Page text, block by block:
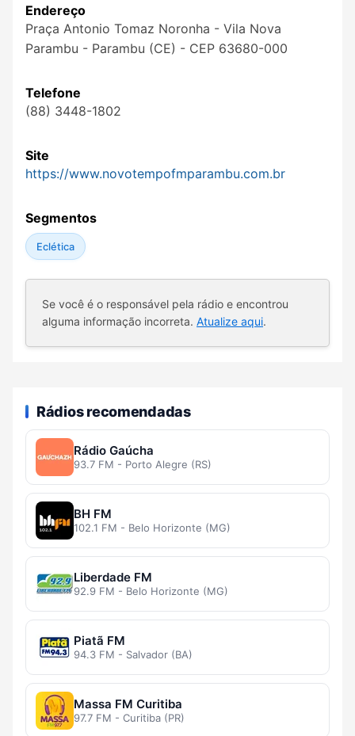
Endereço
Praça Antonio Tomaz Noronha - Vila Nova
Parambu - Parambu (CE) - CEP 63680-000
Telefone
(88) 3448-1802
Site
https://www.novotempofmparambu.com.br
Segmentos
Eclética
Se você é o responsável pela rádio e encontrou
alguma informação incorreta. Atualize aqui.
Rádios recomendadas
Rádio Gaúcha
93.7 FM - Porto Alegre (RS)
BH FM
102.1 FM - Belo Horizonte (MG)
Liberdade FM
92.9 FM - Belo Horizonte (MG)
Piatã FM
94.3 FM - Salvador (BA)
Massa FM Curitiba
97.7 FM - Curitiba (PR)